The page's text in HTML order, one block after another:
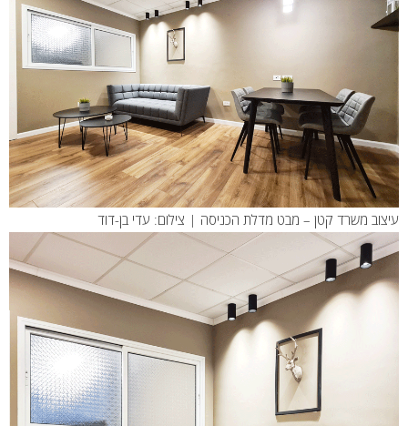
עיצוב משרד קטן – מבט מדלת הכניסה | צילום: עדי בן-דוד